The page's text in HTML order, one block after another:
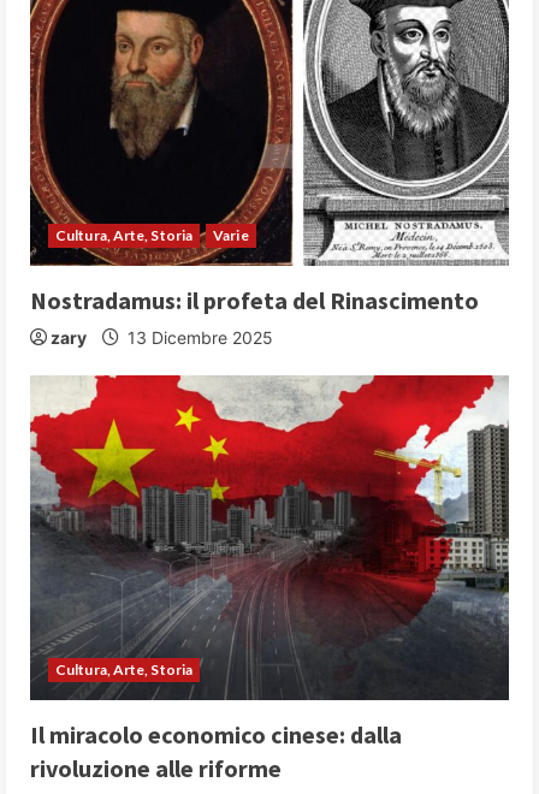
e
R
e
a
d
i
n
g
Cultura, Arte, Storia Varie
Nostradamus: il profeta del Rinascimento
zary 13 Dicembre 2025
Cultura, Arte, Storia
Il miracolo economico cinese: dalla
rivoluzione alle riforme